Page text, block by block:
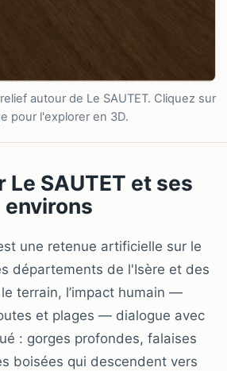
autour de Le SAUTET. Cliquez sur
pour l'explorer en 3D.
Le SAUTET et ses
environs
une retenue artificielle sur le
départements de l'Isère et des
terrain, l’impact humain —
et plages — dialogue avec
: gorges profondes, falaises
boisées qui descendent vers